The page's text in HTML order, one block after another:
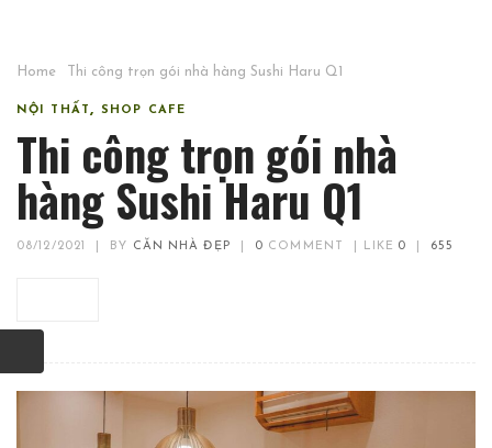
Home Thi công trọn gói nhà hàng Sushi Haru Q1
NỘI THẤT,SHOP CAFE
Thi công trọn gói nhà
hàng Sushi Haru Q1
08/12/2021 BY CĂN NHÀ ĐẸP 0 COMMENT LIKE 0 655